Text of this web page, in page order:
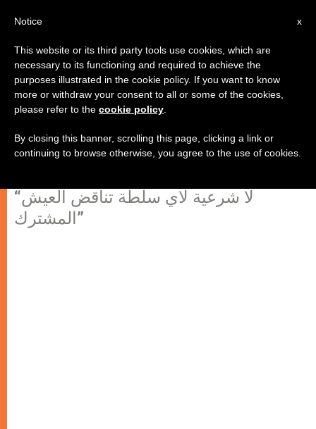
البطريرك الماروني يبدأ أول كلمة
رسمية له بما يجمع بين المسيحيين
والمسلمين
“لا شرعية لاي سلطة تناقض العيش
المشترك”
x
Notice
This website or its third party tools use cookies, which are
necessary to its functioning and required to achieve the
purposes illustrated in the cookie policy. If you want to know
more or withdraw your consent to all or some of the cookies,
please refer to the cookie policy
By closing this banner, scrolling this page, clicking a link or
continuing to browse otherwise, you agree to the use of cookies.